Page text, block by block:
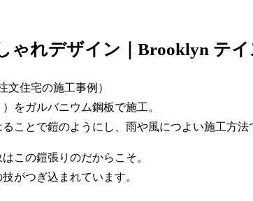
ゃれデザイン｜Brooklyn テイ
文住宅の施工事例）
をガルバニウム鋼板で施工。
ことで鎧のようにし、雨や風につよい施工方法
この鎧張りのだからこそ。
がつぎ込まれています。